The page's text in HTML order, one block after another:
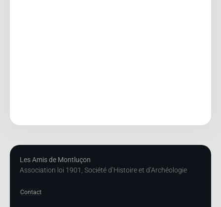
Les Amis de Montluçon
Association loi 1901, Société d’Histoire et d’Archéologie
Contact